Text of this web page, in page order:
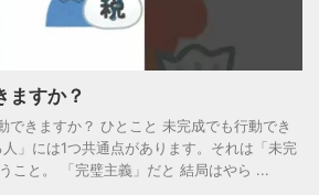
ますか？
きますか？ ひとこと 未完成でも行動でき
」には1つ共通点があります。それは「未完
こと。 「完璧主義」だと 結局はやら ...